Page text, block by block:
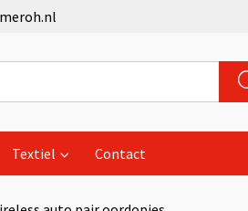
Textiel Contact